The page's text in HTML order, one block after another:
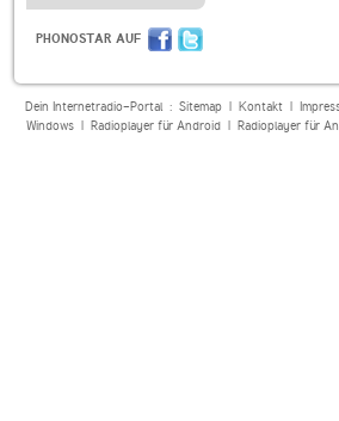
PHONOSTAR AUF
Dein Internetradio-Portal : Sitemap| Kontakt|
Windows| Radioplayer für Android| Radioplayer für